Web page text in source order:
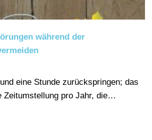
während der
eine Stunde zurückspringen; das
Zeitumstellung pro Jahr, die…